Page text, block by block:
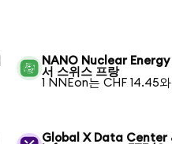
NANO Nuclear
서 스위스 프랑
1 NNEon는 CHF 14.45
Global X Data Center